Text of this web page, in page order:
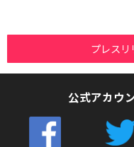
プレスリ
公式アカウ